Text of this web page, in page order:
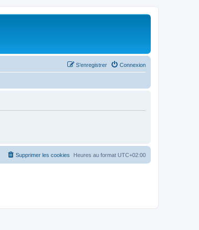
Connexion
S’enregistrer
Heures au format UTC+02:00
Supprimer les cookies